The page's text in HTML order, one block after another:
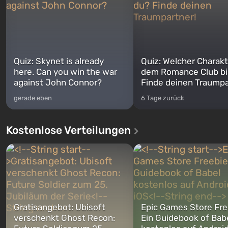
Quiz: Skynet is already
here. Can you win the war
against John Connor?
gerade eben
Quiz: Welcher
dem Romance Club
Finde deinen
6 Tage zurück
Kostenlose Verteilungen
Gratisangebot: Ubisoft
verschenkt Ghost Recon:
Epic Games Store
Ein Guidebook of